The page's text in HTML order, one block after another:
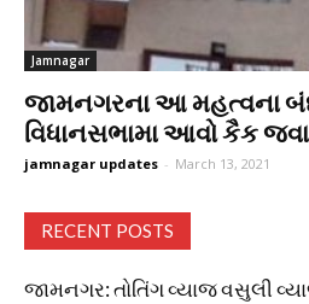
Jamnagar
જામનગરના આ મહત્વના
વિધાનસભામા આવો કૈક
jamnagar updates - March 13, 2021
RECENT POSTS
જામનગર: તોતિંગ વ્યાજ વસુલી